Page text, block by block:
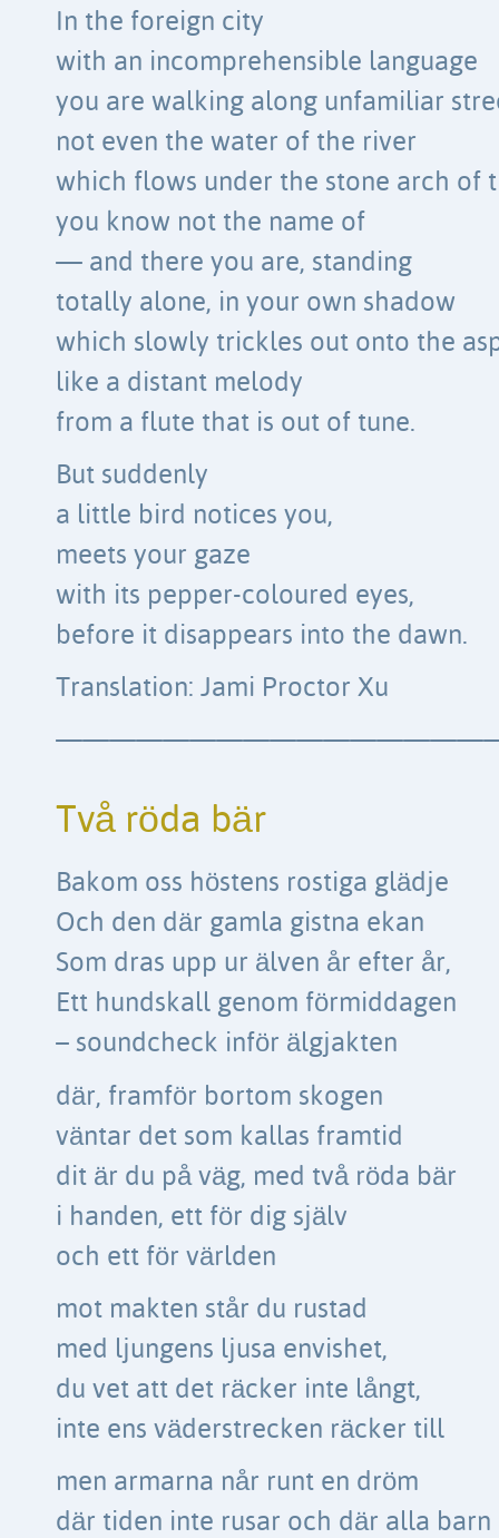
In the foreign city
with an incomprehensible language
you are walking along unfamiliar
not even the water of the river
which flows under the stone arch of
you know not the name of
— and there you are, standing
totally alone, in your own shadow
which slowly trickles out onto the
like a distant melody
from a flute that is out of tune.
But suddenly
a little bird notices you,
meets your gaze
with its pepper-coloured eyes,
before it disappears into the dawn.
Translation: Jami Proctor Xu
Två röda bär
Bakom oss höstens rostiga glädje
Och den där gamla gistna ekan
Som dras upp ur älven år efter år,
Ett hundskall genom förmiddagen
– soundcheck inför älgjakten
där, framför bortom skogen
väntar det som kallas framtid
dit är du på väg, med två röda bär
i handen, ett för dig själv
och ett för världen
mot makten står du rustad
med ljungens ljusa envishet,
du vet att det räcker inte långt,
inte ens väderstrecken räcker till
men armarna når runt en dröm
där tiden inte rusar och där alla barn